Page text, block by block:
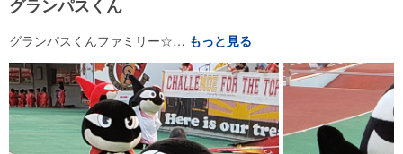
グランパスくん
グランパスくんファミリー☆… もっと見る